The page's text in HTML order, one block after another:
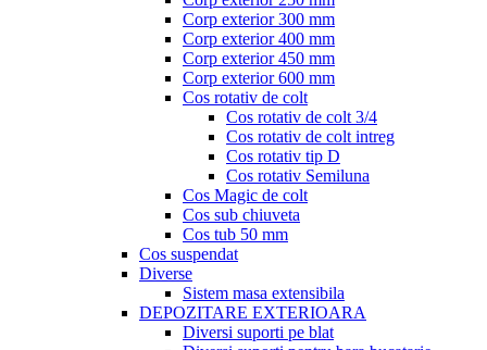
Corp exterior 300 mm
Corp exterior 400 mm
Corp exterior 450 mm
Corp exterior 600 mm
Cos rotativ de colt
Cos rotativ de colt 3/4
Cos rotativ de colt intreg
Cos rotativ tip D
Cos rotativ Semiluna
Cos Magic de colt
Cos sub chiuveta
Cos tub 50 mm
Cos suspendat
Diverse
Sistem masa extensibila
DEPOZITARE EXTERIOARA
Diversi suporti pe blat